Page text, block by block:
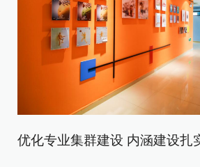
优化专业集群建设 内涵建设扎